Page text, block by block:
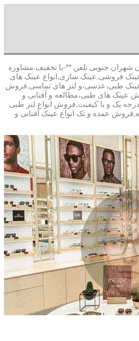
:تهران شاهین شمالی بیست متری گلستان شعبه 2 :تهران شهران جنوبی تلفن **-با تخفیف.مشاوره
فروشی,عینک سازی,انواع عینک های
طبی،عدسی،و لنز های تماسی,فروش
عینک های طبی،مطالعه و آفتابی و
یک و با کیفیت,فروش انواع لنز طبی
عمده و تک انواع عینک آفتابی و